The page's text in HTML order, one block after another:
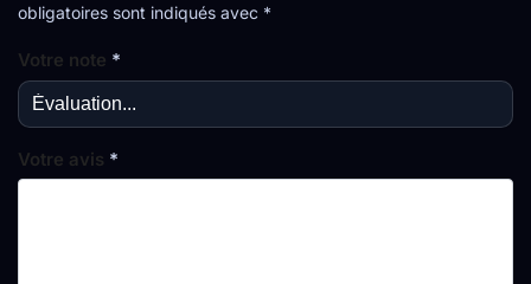
obligatoires sont indiqués avec *
Votre note *
Votre avis *